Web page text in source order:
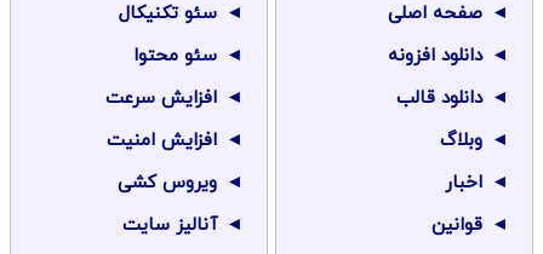
صفحه اصلی
دانلود افزونه
دانلود قالب
وبلاگ
اخبار
قوانین
سئو تکنیکال
سئو محتوا
افزایش سرعت
افزایش امنیت
ویروس کشی
آنالیز سایت